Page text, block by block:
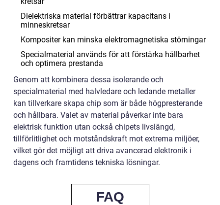
Dielektriska material förbättrar kapacitans i
minneskretsar
Kompositer kan minska elektromagnetiska störningar
Specialmaterial används för att förstärka hållbarhet
och optimera prestanda
Genom att kombinera dessa isolerande och
specialmaterial med halvledare och ledande metaller
kan tillverkare skapa chip som är både högpresterande
och hållbara. Valet av material påverkar inte bara
elektrisk funktion utan också chipets livslängd,
tillförlitlighet och motståndskraft mot extrema miljöer,
vilket gör det möjligt att driva avancerad elektronik i
dagens och framtidens tekniska lösningar.
FAQ